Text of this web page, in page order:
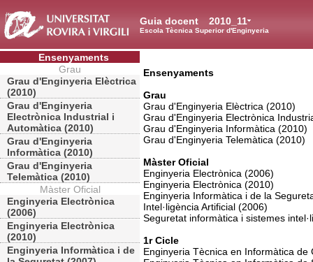
2010_11
Guia docent
Escola Tècnica Superior d'Enginyeria
Ensenyaments
Grau
Grau d'Enginyeria Elèctrica
(2010)
Grau d'Enginyeria
Electrònica Industrial i
Automàtica (2010)
Grau d'Enginyeria
Informàtica (2010)
Grau d'Enginyeria
Telemàtica (2010)
Màster Oficial
Enginyeria Electrònica
(2006)
Enginyeria Electrònica
(2010)
Enginyeria Informàtica i de
Ensenyaments
Grau
Grau d'Enginyeria Elèctrica (2010)
Grau d'Enginyeria Electrònica
Grau d'Enginyeria Informàtica (2010)
Grau d'Enginyeria Telemàtica (2010)
Màster Oficial
Enginyeria Electrònica (2006)
Enginyeria Electrònica (2010)
Enginyeria Informàtica i de la
Intel·ligència Artificial (2006)
Seguretat informàtica i sistemes
1r Cicle
Enginyeria Tècnica en Informàtica de